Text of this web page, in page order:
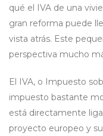
qué el IVA de una
gran reforma puede
vista atrás. Este
perspectiva mucho
El IVA, o Impuesto
impuesto bastante
está directamente
proyecto europeo y